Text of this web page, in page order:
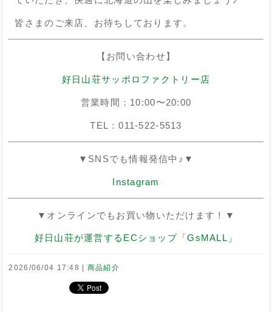
皆さまのご来店、お待ちしております。
【お問い合わせ】
好日山荘サッポロファクトリー店
営業時間：10:00〜20:00
TEL：011-522-5513
▼SNSでも情報発信中♪▼
Instagram
▼オンラインでもお買い物いただけます！▼
好日山荘が運営するECショップ「GsMALL」
2026/06/04 17:48 商品紹介